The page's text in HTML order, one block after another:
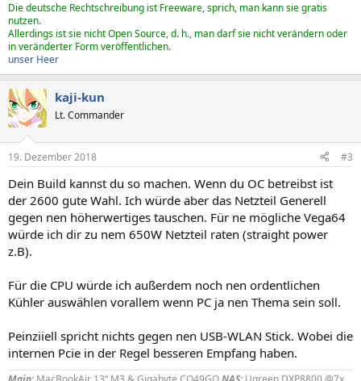
Die deutsche Rechtschreibung ist Freeware, sprich, man kann sie gratis
nutzen.
Allerdings ist sie nicht Open Source, d. h., man darf sie nicht verändern oder
in veränderter Form veröffentlichen.
unser Heer
kaji-kun
Lt. Commander
19. Dezember 2018 #3
Dein Build kannst du so machen. Wenn du OC betreibst ist
der 2600 gute Wahl. Ich würde aber das Netzteil Generell
gegen nen höherwertiges tauschen. Für ne mögliche Vega64
würde ich dir zu nem 650W Netzteil raten (straight power
z.B).
Für die CPU würde ich außerdem noch nen ordentlichen
Kühler auswählen vorallem wenn PC ja nen Thema sein soll.
Peinziiell spricht nichts gegen nen USB-WLAN Stick. Wobei die
internen Pcie in der Regel besseren Empfang haben.